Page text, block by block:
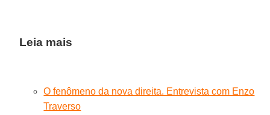
Leia mais
O fenômeno da nova direita. Entrevista com Enzo
Traverso